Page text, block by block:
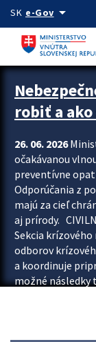
Preskocit na hlavný
SK e-Govarrow_drop_down
Zastavit automatický
robiť a
26. 06. 2026
očakávanou
preventívne
Odporúčania z
majú za cieľ
aj prírody.
Sekcia
odborov
a koordinuje
možné následky